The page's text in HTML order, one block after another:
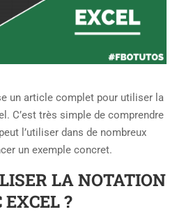
un article complet pour utiliser la
C’est très simple de comprendre
l’utiliser dans de nombreux
un exemple concret.
LA NOTATION
EXCEL ?